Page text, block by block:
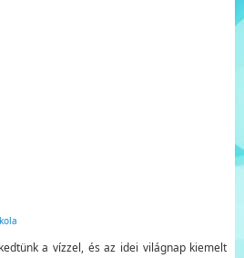
a vízzel, és az idei világnap kiemelt